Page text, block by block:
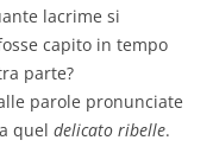
lacrime si
capito in tempo
parte?
parole pronunciate
quel delicato ribelle.